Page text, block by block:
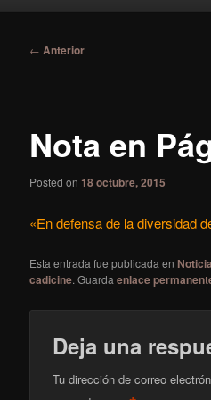
Navegación
← Anterior
Nota en
Posted on18 octubre, 2015
«En defensa de la diversidad
Esta entrada fue publicada en
cadicine. Guardaenlace
Deja una
Tu dirección de correo